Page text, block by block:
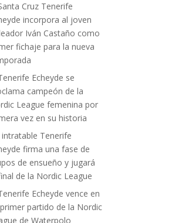
Cruz Tenerife
incorpora al joven
Iván Castaño como
fichaje para la nueva
Echeyde se
campeón de la
League femenina por
vez en su historia
intratable Tenerife
firma una fase de
de ensueño y jugará
de la Nordic League
Echeyde vence en
partido de la Nordic
de Waterpolo